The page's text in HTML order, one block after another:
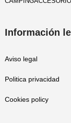
Información
Aviso legal
Politica privacidad
Cookies policy